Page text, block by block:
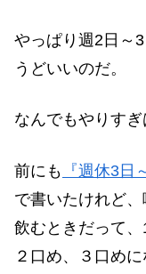
やっぱり週2日～
うどいいのだ。
なんでもやりすぎ
前にも 『週休3日
で書いたけれど
飲むときだって、
２口め、３口め